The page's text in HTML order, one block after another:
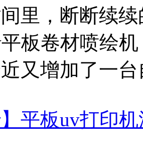
里，断断续
板卷材喷绘
又增加了一
】平板uv打印